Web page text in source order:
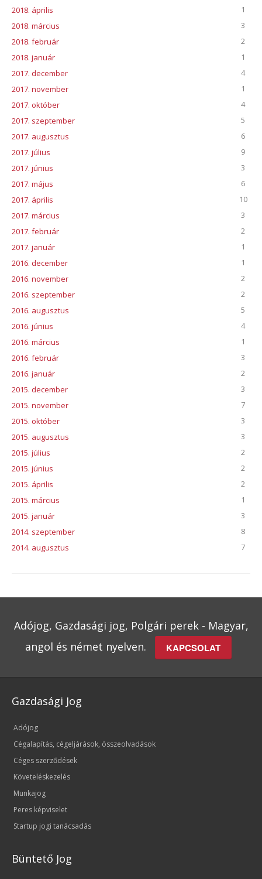
2018. április
1
2018. március
3
2018. február
2
2018. január
1
2017. december
4
2017. november
1
2017. október
4
2017. szeptember
5
2017. augusztus
6
2017. július
9
2017. június
3
2017. május
6
2017. április
10
2017. március
3
2017. február
2
2017. január
1
2016. december
1
2016. november
2
2016. szeptember
2
2016. augusztus
5
2016. június
4
2016. március
1
2016. február
3
2016. január
2
2015. december
3
2015. november
7
2015. október
3
2015. augusztus
3
2015. július
2
2015. június
2
2015. április
2
2015. március
1
2015. január
3
2014. szeptember
8
2014. augusztus
7
Adójog, Gazdasági jog, Polgári perek - Magyar,
angol és német nyelven.
KAPCSOLAT
Gazdasági Jog
Adójog
Cégalapítás, cégeljárások, összeolvadások
Céges szerződések
Követeléskezelés
Munkajog
Peres képviselet
Startup jogi tanácsadás
Büntető Jog